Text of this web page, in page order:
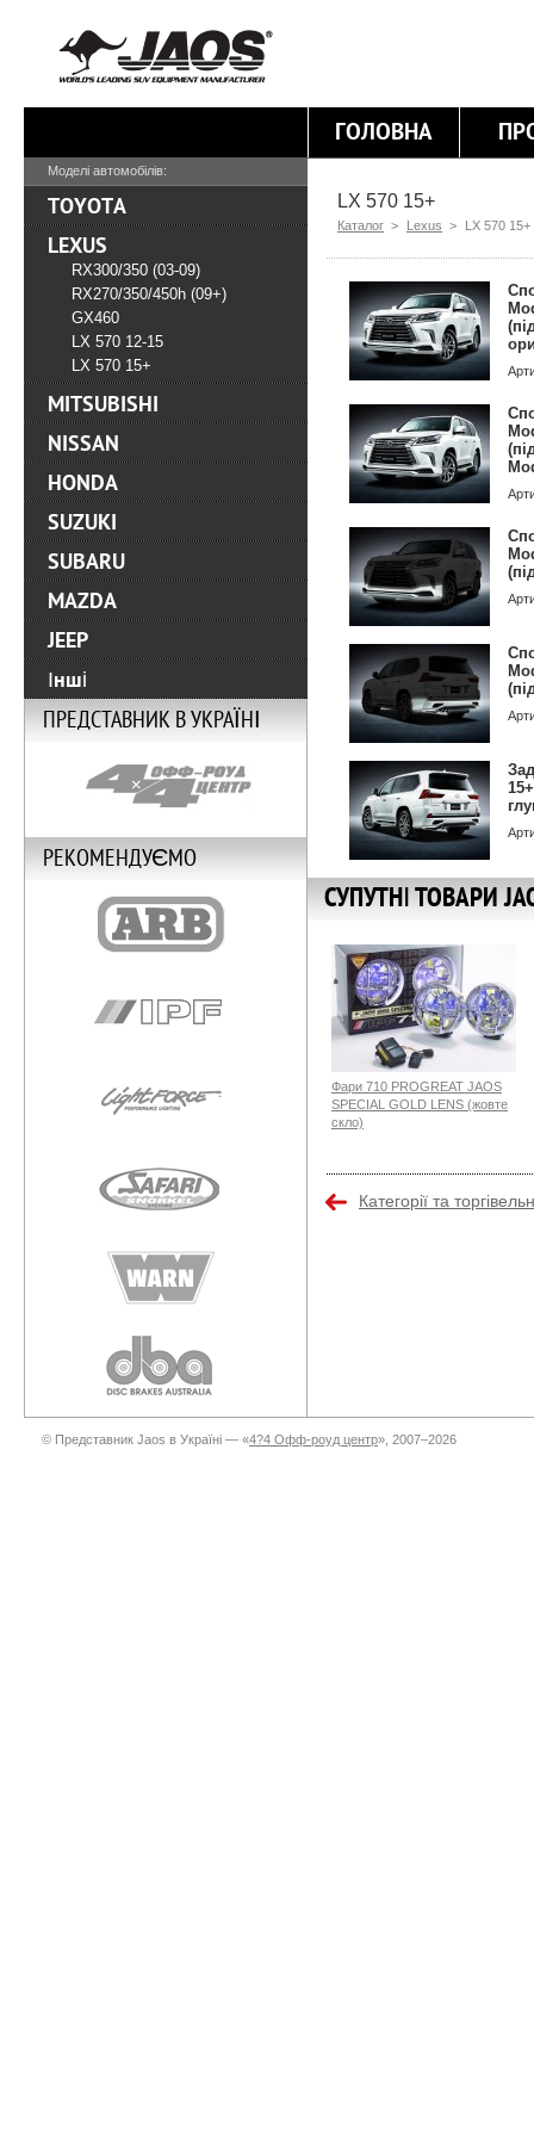
ГОЛОВНА
LX 570 15+
Каталог > Lexus > LX 570 15+
СУПУТНІ ТОВАРИ
Фари 710 PROGREAT JAOS
SPECIAL GOLD LENS (жовте
скло)
Категорії та
Моделі автомобілів:
TOYOTA
LEXUS
RX300/350 (03-09)
RX270/350/450h (09+)
GX460
LX 570 12-15
LX 570 15+
MITSUBISHI
NISSAN
HONDA
SUZUKI
SUBARU
MAZDA
JEEP
Інші
ПРЕДСТАВНИК В УКРАЇНІ
РЕКОМЕНДУЄМО
© Представник Jaos в Україні — «4?4 Офф-роуд центр», 2007–2026